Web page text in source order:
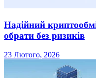
Надійний
обрати без ризиків
23 Лютого, 2026